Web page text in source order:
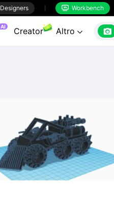
Designers  Workbench
AI Creator Altro  